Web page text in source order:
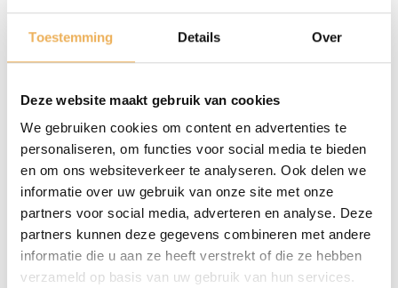
Toestemming Details Over
Deze website maakt gebruik van cookies
We gebruiken cookies om content en advertenties te
personaliseren, om functies voor social media te bieden
en om ons websiteverkeer te analyseren. Ook delen we
informatie over uw gebruik van onze site met onze
partners voor social media, adverteren en analyse. Deze
partners kunnen deze gegevens combineren met andere
informatie die u aan ze heeft verstrekt of die ze hebben
verzameld op basis van uw gebruik van hun services.
voedselrijke en vochtige grond. Ze bezitten
brede, gekartelde bladeren, waarbij ze ook
bloemen kunnen groeien. Er zijn
het populierhout verschilt weinig onderling.
Het is grijzig wit van kleur en licht van
gewicht. Het kan perfect gebruikt worden
voor het maken van verpakkingsmaterialen,
kratten, kistjes e.d., papier en karton.
Daarnaast kan het ook worden gebruikt voor
fineer, triplex, lucifers en klompen. De
populierwortel is een veelzijdig product die